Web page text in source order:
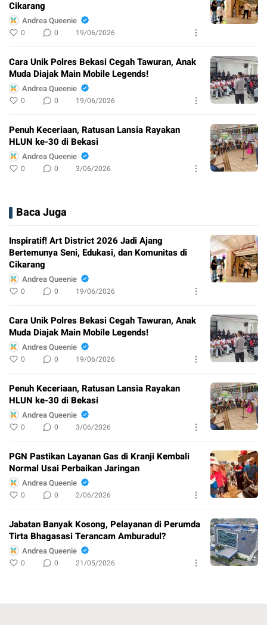
Cikarang
Andrea Queenie
0 0 19/06/2026
Cara Unik Polres Bekasi Cegah Tawuran, Anak
Muda Diajak Main Mobile Legends!
Andrea Queenie
0 0 19/06/2026
Penuh Keceriaan, Ratusan Lansia Rayakan
HLUN ke-30 di Bekasi
Andrea Queenie
0 0 3/06/2026
Baca Juga
Inspiratif! Art District 2026 Jadi Ajang
Bertemunya Seni, Edukasi, dan Komunitas di
Cikarang
Andrea Queenie
0 0 19/06/2026
Cara Unik Polres Bekasi Cegah Tawuran, Anak
Muda Diajak Main Mobile Legends!
Andrea Queenie
0 0 19/06/2026
Penuh Keceriaan, Ratusan Lansia Rayakan
HLUN ke-30 di Bekasi
Andrea Queenie
0 0 3/06/2026
PGN Pastikan Layanan Gas di Kranji Kembali
Normal Usai Perbaikan Jaringan
Andrea Queenie
0 0 2/06/2026
Jabatan Banyak Kosong, Pelayanan di Perumda
Tirta Bhagasasi Terancam Amburadul?
Andrea Queenie
0 0 21/05/2026